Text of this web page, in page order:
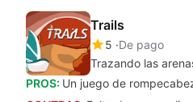
Trails
5 De pago
Trazando las
PROS: Un juego de